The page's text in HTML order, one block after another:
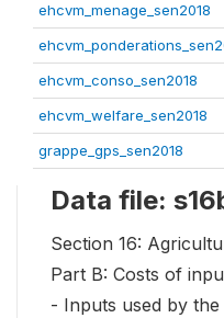
ehcvm_menage_sen2018
ehcvm_conso_sen2018
ehcvm_welfare_sen2018
grappe_gps_sen2018
Data file:
Section 16:
Part B: Costs of
- Inputs used by